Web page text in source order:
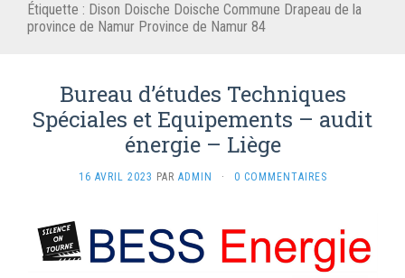
Étiquette : Dison Doische Doische Commune Drapeau de la
province de Namur Province de Namur 84
Bureau d’études Techniques
Spéciales et Equipements – audit
énergie – Liège
16 AVRIL 2023 PAR ADMIN · 0 COMMENTAIRES